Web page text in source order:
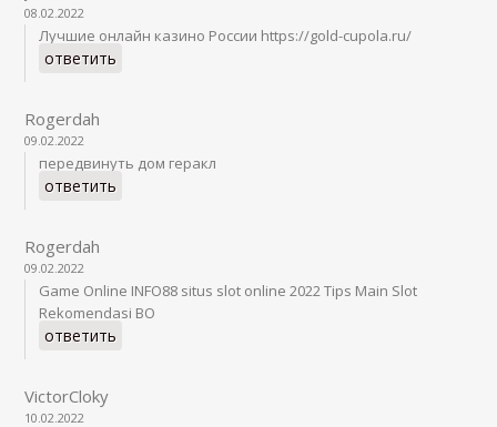
08.02.2022
Лучшие онлайн казино России https://gold-cupola.ru/
ответить
Rogerdah
09.02.2022
передвинуть дом геракл
ответить
Rogerdah
09.02.2022
Game Online INFO88 situs slot online 2022 Tips Main Slot
Rekomendasi BO
ответить
VictorCloky
10.02.2022